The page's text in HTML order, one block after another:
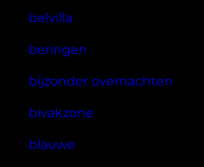
belvilla
beringen
bijzonder overnachten
bivakzone
blauwe